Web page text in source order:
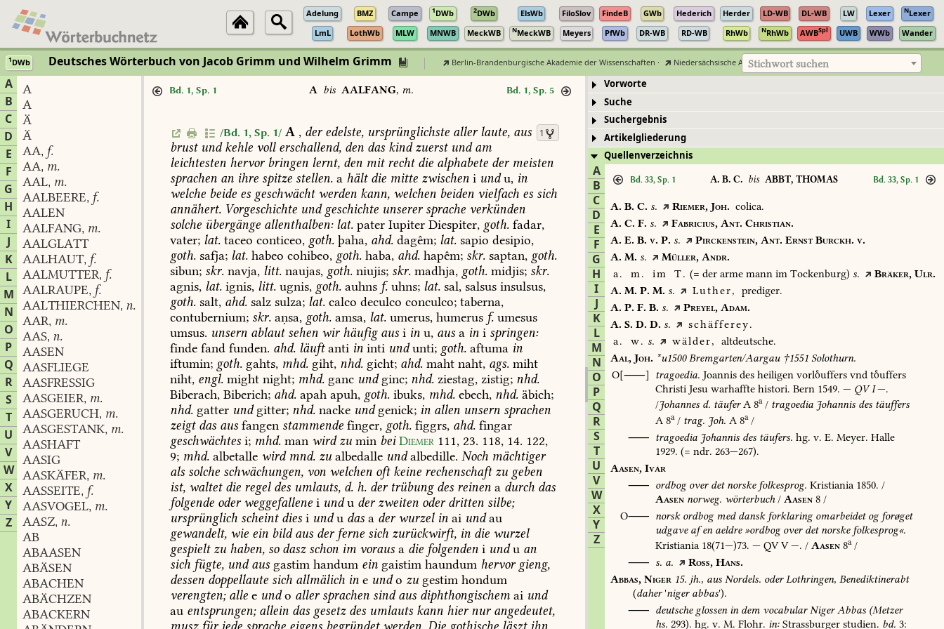
Adelung BMZ Campe 1DWb 2DWb ElsWb FiloSlov FindeB GWb Hederich Herder LD-WB DL-WB LW Lexer NLexer
LmL
LothWb MLW MNWB MeckWB NMeckWB Meyers PfWb DR-WB RD-WB RhWb NRhWb AWBSpl UWB WWb Wander
1DWb Deutsches Wörterbuch von Jacob Grimm und Wilhelm Grimm Berlin-Brandenburgische Akademie der Wissenschaften · Niedersächsische Akademie der Wissenschaften zu Göttingen
Stichwort suchen
A
B
C
D
E
F
G
H
I
J
K
L
M
N
O
P
Q
R
S
T
U
V
W
X
Y
Z
A
A
Ä
Ä
AA, f.
AA, m.
AAL, m.
AALBEERE, f.
AALEN
AALFANG, m.
AALGLATT
AALHAUT, f.
AALMUTTER, f.
AALRAUPE, f.
AALTHIERCHEN, n.
AAR, m.
AAS, n.
AASEN
AASFLIEGE
AASFRESSIG
AASGEIER, m.
AASGERUCH, m.
AASGESTANK, m.
AASHAFT
AASIG
AASKÄFER, m.
AASSEITE, f.
AASVOGEL, m.
AASZ, n.
AB
ABAASEN
ABÄSEN
ABACHEN
ABÄCHZEN
ABACKERN
Bd. 1, Sp. 1 A bis AALFANG, m. Bd. 1, Sp. 5
1
/Bd. 1, Sp. 1/ A , deredelste,ursprünglichsteallerlaute,aus
brustundkehle vollerschallend, den das kindzuerstundam
leichtesten hervorbringen lernt, den mitrechtdie alphabete dermeisten
sprachen an ihre spitze stellen. a hältdie mitte zwischen i undu, in
welche beide es geschwächtwerden kann, welchen beiden vielfach es sich
annähert. Vorgeschichte undgeschichte unserersprache verkünden
solche übergänge allenthalben:lat. pater Iupiter Diespiter, goth. fadar,
vater; lat. taceo conticeo, goth. þaha, ahd. dagêm; lat. sapio desipio,
goth. safja; lat. habeo cohibeo, goth. haba, ahd. hapêm; skr. saptan, goth.
sibun; skr. navja, litt. naujas, goth. niujis; skr. madhja, goth. midjis; skr.
agnis, lat. ignis, litt. ugnis, goth. auhns f. uhns; lat. sal, salsus insulsus,
goth. salt, ahd. salz sulza; lat. calco deculco conculco; taberna,
contubernium; skr. aṇsa, goth. amsa, lat. umerus, humerus f. umesus
umsus. unsern ablautsehen wirhäufigaus i in u, aus a in i springen:
finde fand funden. ahd. läuftanti in inti undunti; goth. aftuma in
iftumin; goth. gahts, mhd. giht, nhd. gicht; ahd. maht naht, ags. miht
niht, engl. might night; mhd. ganc undginc; nhd. ziestag, zistig; nhd.
Biberach, Biberich; ahd. apah apuh, goth. ibuks, mhd. ebech, nhd. äbich;
nhd. gatter undgitter; nhd. nacke undgenick; in allen unsern sprachen
zeigtdas aus fangen stammende finger, goth. figgrs, ahd. fingar
geschwächtes i; mhd. man wirdzu min bei Diemer 111, 23. 118, 14. 122,
9; mhd. albetalle wirdmnd. zu albedalle undalbedille. Noch mächtiger
als solche schwächungen, von welchen oftkeine rechenschaftzu geben
ist, waltetdie regeldes umlauts, d. h. dertrübungdes reinen a durch das
folgende oderweggefallene i undu derzweiten oderdritten silbe;
ursprünglich scheintdies i undu das a derwurzelin ai undau
gewandelt, wie ein bildaus derferne sich zurückwirft, in die wurzel
gespieltzu haben, sodaszschon im voraus a die folgenden i undu an
sich fügte, undaus gastim handum ein gaistim haundum hervorgieng,
dessen doppellaute sich allmälich in e undo zu gestim hondum
verengten;alle e undo allersprachen sindaus diphthongischem ai und
au entsprungen;allein das gesetzdes umlauts kann hiernurangedeutet,
Vorworte
Suche
Suchergebnis
Artikelgliederung
Quellenverzeichnis
A
B
C
D
E
F
G
H
I
J
K
L
M
N
O
P
Q
R
S
T
U
V
W
X
Y
Z
Bd. 33, Sp. 1 A. B. C. bis ABBT, THOMAS Bd. 33, Sp. 1
A. B. C. s. Riemer, Joh. colica.
A. C. F. s. Fabricius, Ant. Christian.
A. E. B. v. P. s. Pirckenstein, Ant. ErnstBurckh. v.
A. M. s. Müller, Andr.
a.
m. im T. (= der arme mann im Tockenburg) s. Bräker, Ulr.
A. M. P. M. s. Luther,
prediger.
A. P. F. B. s. Preyel, Adam.
A. S. D. D. s.
schäfferey.
a.
w. s. wälder,
altdeutsche.
Aal, Joh. *u1500Bremgarten/Aargau†1551 Solothurn.
O[⸺]
tragoedia. Joannis des heiligen vorluffers vnd tuffers
Christi Jesu warhaffte histori. Bern 1549. — QVI—.
/Johannes d. täuferA 8a/ tragoedia Johannis des täuffers
A 8a/ trag. Joh. A 8a/
⸺ tragoedia Johannis des täufers. hg. v. E. Meyer. Halle
1929. (= ndr. 263—267).
Aasen, Ivar
⸺ ordbogoverdetnorskefolkesprog. Kristiania 1850. /
Aasen norweg. wörterbuch/ Aasen 8 /
O⸺ norskordbogmeddanskforklaringomarbeidetogforøget
udgaveafenaeldre»ordbogoverdetnorskefolkesprog«.
Kristiania 18(71—)73. — QVV—. / Aasen 8a/
⸺ s. a. Ross, Hans.
Abbas, Niger 15. jh., aus Nordels. oderLothringen, Benediktinerabt
(daher'nigerabbas').
⸺ deutscheglossenindem vocabularNigerAbbas (Metzer
hs. 293). hg. v. M. Flohr. in: Strassburger studien. bd. 3: